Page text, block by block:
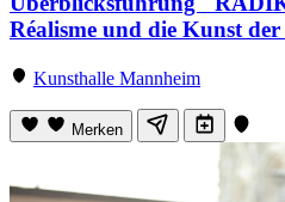
Réalisme und die Kunst
Kunsthalle Mannheim
Merken